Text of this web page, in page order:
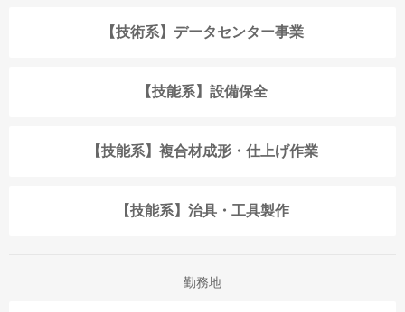
【技術系】データセンター事業
【技能系】設備保全
【技能系】複合材成形・仕上げ作業
【技能系】治具・工具製作
勤務地